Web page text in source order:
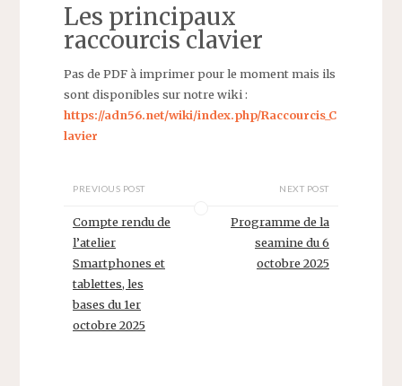
Les principaux
raccourcis clavier
Pas de PDF à imprimer pour le moment mais ils
sont disponibles sur notre wiki :
https://adn56.net/wiki/index.php/Raccourcis_C
lavier
PREVIOUS POST
Compte rendu de
l’atelier
Smartphones et
tablettes, les
bases du 1er
octobre 2025
NEXT POST
Programme de la
seamine du 6
octobre 2025